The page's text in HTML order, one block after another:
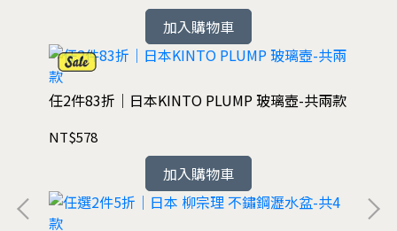
加入購物車
任2件83折｜日本KINTO PLUMP 玻璃壺-共兩款
NT$578
加入購物車